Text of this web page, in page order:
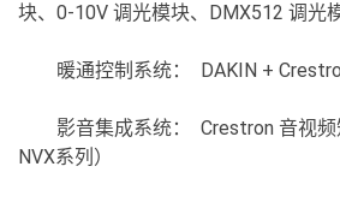
块、0-10V 调光模块、DMX512 调光
暖通控制系统： DAKIN +
影音集成系统： Crestron 音视
NVX系列）